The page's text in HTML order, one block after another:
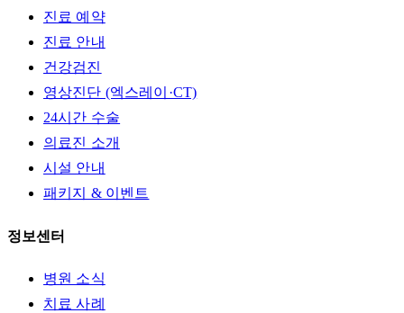
진료 예약
진료 안내
건강검진
영상진단 (엑스레이·CT)
24시간 수술
의료진 소개
시설 안내
패키지 & 이벤트
정보센터
병원 소식
치료 사례